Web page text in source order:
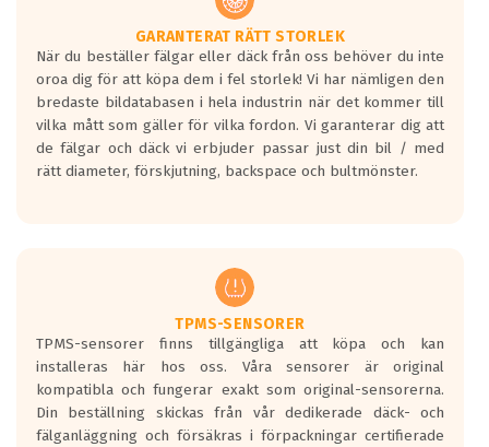
Vid körning i över 50km/h brukar
rullmotståndets ljud överträffa
motorljudet.
På däckmärkningen kommer det finnas
en symbol av ett däck med vågar. Hög
bullernivå markeras med svarta vågor
medans de vita vågorna påvisar om det är
ett tyst däck.
regelverket som introduceras år 2016.
Ett däck med två svarta vågor är redan
godkända för år 2016 nya regelverk.
Ett däck med en svart våg kommer vara
minst tre decibel tystare än det
regelverk som börjar gälla 2016.
GARANTERAT RÄTT STORLEK
När du beställer fälgar eller däck från oss behöver du inte
oroa dig för att köpa dem i fel storlek! Vi har nämligen den
bredaste bildatabasen i hela industrin när det kommer till
vilka mått som gäller för vilka fordon. Vi garanterar dig att
de fälgar och däck vi erbjuder passar just din bil / med
rätt diameter, förskjutning, backspace och bultmönster.
TPMS-SENSORER
TPMS-sensorer finns tillgängliga att köpa och kan
installeras här hos oss. Våra sensorer är original
kompatibla och fungerar exakt som original-sensorerna.
Din beställning skickas från vår dedikerade däck- och
fälganläggning och försäkras i förpackningar certifierade